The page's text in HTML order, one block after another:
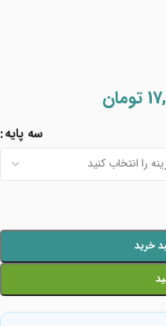
تومان
سه پایه
خرید